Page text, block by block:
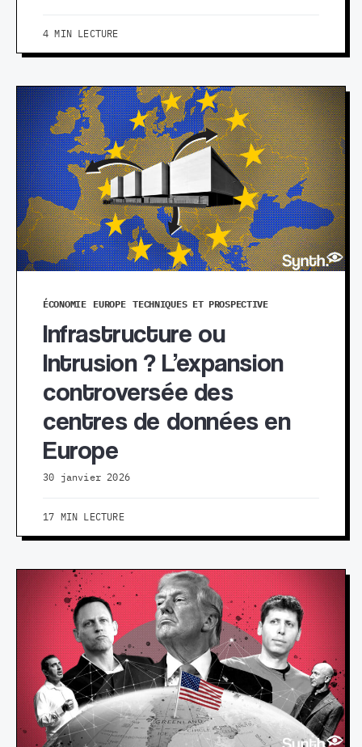
4 MIN LECTURE
ÉCONOMIE EUROPE TECHNIQUES ET PROSPECTIVE
Infrastructure ou
Intrusion ? L’expansion
controversée des
centres de données en
Europe
30 janvier 2026
17 MIN LECTURE